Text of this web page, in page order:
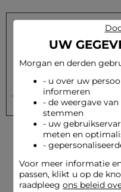
Schrijf u in op onze
Uw e-mailadres
UW
Morgan en derden
- u over uw
informeren
- de weergave
stemmen
- uw
meten en
-
Voor meer informatie
passen, klikt u op de
raadpleegons beleid